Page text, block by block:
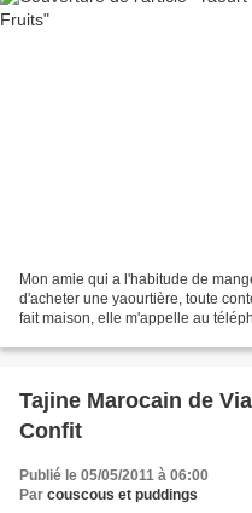
Mon amie qui a l'habitude de
d'acheter une yaourtière, toute
fait maison, elle m'appelle au
Tajine Marocain de
Confit
Publié le 05/05/2011 à 06:00
Par couscous et puddings